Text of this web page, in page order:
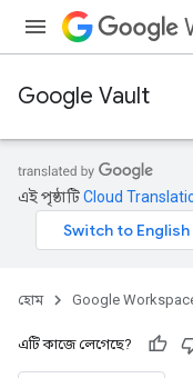
Google Vault
এই পৃষ্ঠাটিCloud
হোম Google
এটি কাজে লেগেছে?